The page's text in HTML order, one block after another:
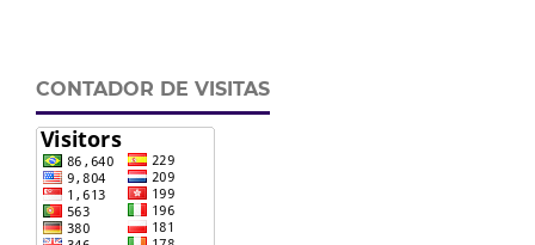
CONTADOR DE VISITAS